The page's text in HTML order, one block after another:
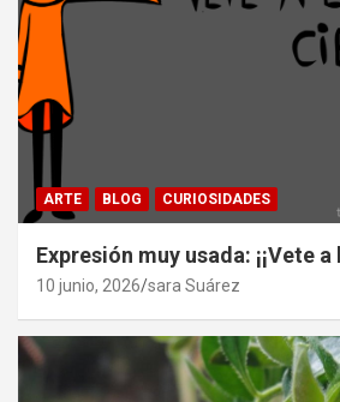
ARTE BLOG CURIOSIDADES
Expresión muy usada: ¡¡Vete
10 junio, 2026 sara Suárez